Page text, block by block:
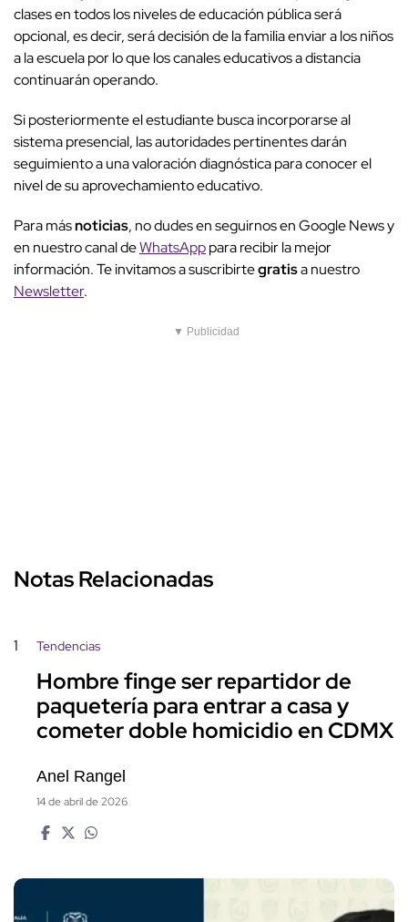
clases en todos los niveles de educación pública será
opcional, es decir, será decisión de la familia enviar a los niños
a la escuela por lo que los canales educativos a distancia
continuarán operando.
Si posteriormente el estudiante busca incorporarse al
sistema presencial, las autoridades pertinentes darán
seguimiento a una valoración diagnóstica para conocer el
nivel de su aprovechamiento educativo.
Para másnoticias, no dudes en seguirnos en Google News y
en nuestro canal deWhatsApppara recibir la mejor
información. Te invitamos a suscribirtegratisa nuestro
Newsletter.
▼ Publicidad
Notas Relacionadas
1 Tendencias
Hombre finge ser repartidor de
paquetería para entrar a casa y
cometer doble homicidio en CDMX
Anel Rangel
14 de abril de 2026